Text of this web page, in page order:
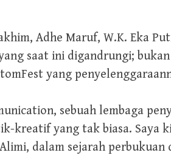
Adhe Maruf, W.K. Eka
saat ini digandrungi;
yang
sebuah lembaga
kreatif yang tak biasa. Saya
dalam sejarah